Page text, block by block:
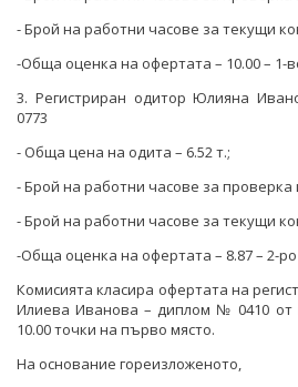
- Брой на работни часове за текущи
-Обща оценка на офертата – 10.00 – 1-
3. Регистриран одитор Юлияна
0773
- Обща цена на одита – 6.52 т.;
- Брой на работни часове за проверка
- Брой на работни часове за текущи
-Обща оценка на офертата – 8.87 – 2-
Комисията класира офертата на
Илиева Иванова – диплом № 0410 от
10.00 точки на първо място.
На основание гореизложеното,